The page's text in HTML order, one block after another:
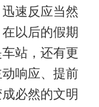
速反应当然
以后的假期
站，还有更
响应、提前
必然的文明